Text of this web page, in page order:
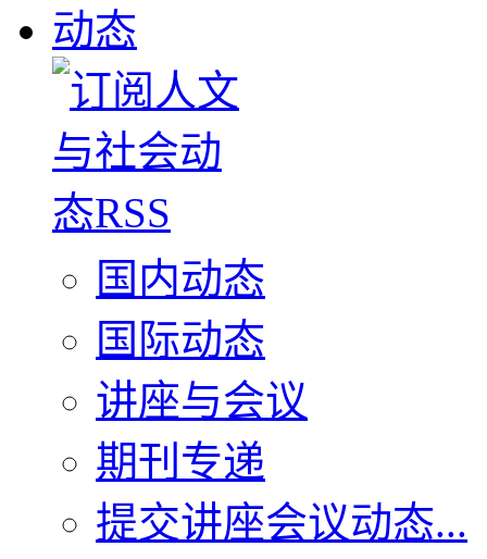
动态
国内动态
国际动态
讲座与会议
期刊专递
提交讲座会议动态...